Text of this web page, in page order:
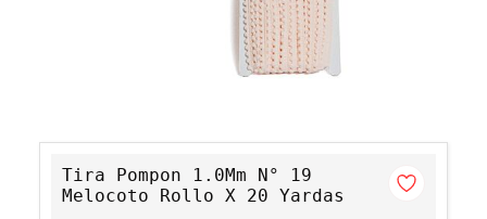
Tira Pompon 1.0Mm N° 19
Melocoto Rollo X 20 Yardas